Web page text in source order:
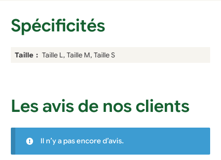
Spécificités
Taille Taille L, Taille M, Taille S
Les avis de nos clients
Il n’y a pas encore d’avis.